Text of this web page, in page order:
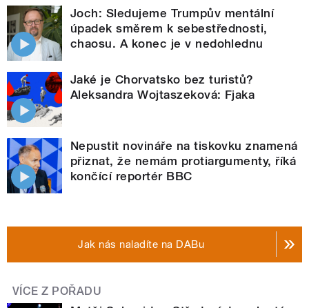
Joch: Sledujeme Trumpův mentální
úpadek směrem k sebestřednosti,
chaosu. A konec je v nedohlednu
Jaké je Chorvatsko bez turistů?
Aleksandra Wojtaszeková: Fjaka
Nepustit novináře na tiskovku znamená
přiznat, že nemám protiargumenty, říká
končící reportér BBC
Jak nás naladíte na DABu
VÍCE Z POŘADU